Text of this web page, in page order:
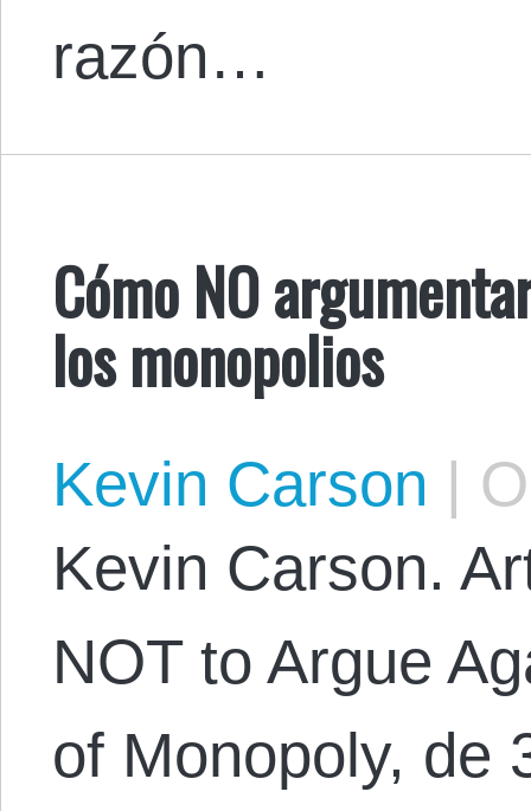
razón…
Cómo NO
los monopolios
Kevin Carson |
Kevin Carson.
NOT to Argue
of Monopoly, de